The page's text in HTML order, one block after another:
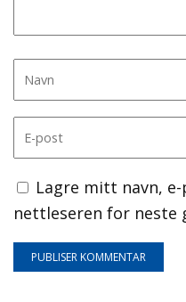
Lagre mitt navn,
nettleseren for neste